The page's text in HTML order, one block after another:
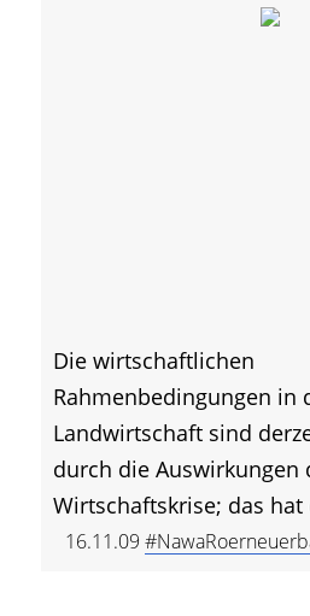
Die wirtschaftlichen
Rahmenbedingungen in
Landwirtschaft sind
durch die Auswirkungen
Wirtschaftskrise; das hat
16.11.09